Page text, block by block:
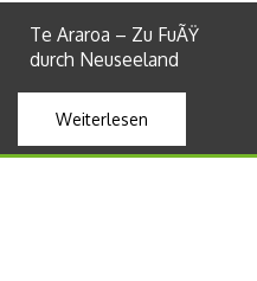
Te Araroa – Zu FuÃŸ
durch Neuseeland
Weiterlesen